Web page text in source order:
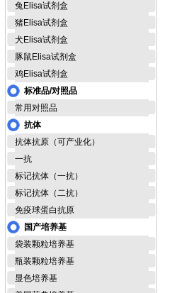
兔Elisa试剂盒
猪Elisa试剂盒
犬Elisa试剂盒
豚鼠Elisa试剂盒
鸡Elisa试剂盒
标准品/对照品
常用对照品
抗体
抗体抗原（可产业化）
一抗
标记抗体（一抗）
标记抗体（二抗）
免疫球蛋白抗原
国产培养基
袋装颗粒培养基
瓶装颗粒培养基
显色培养基